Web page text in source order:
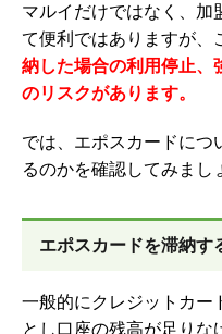
マルイだけではなく、加
て便利ではありますが、
納した場合の利用停止、
のリスクがあります。
では、エポスカードにつ
るのかを確認してみまし
エポスカードを滞納す
一般的にクレジットカー
とし口座の残高が足りな